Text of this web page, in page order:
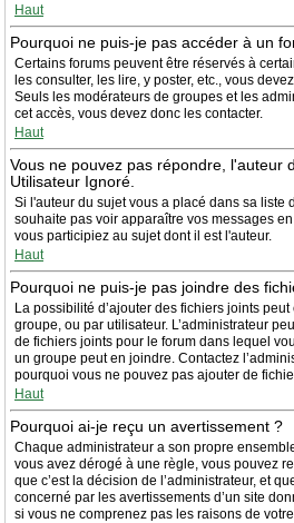
Haut
Pourquoi ne puis-je pas accéder à un
Certains forums peuvent être réservés à
les consulter, les lire, y poster, etc., vous
Seuls les modérateurs de groupes et les
cet accès, vous devez donc les contacter.
Haut
Vous ne pouvez pas répondre, l'auteur
Utilisateur Ignoré.
Si l'auteur du sujet vous a placé dans sa liste
souhaite pas voir apparaître vos messages
vous participiez au sujet dont il est l'auteur.
Haut
Pourquoi ne puis-je pas joindre des
La possibilité d’ajouter des fichiers joints
groupe, ou par utilisateur. L’administrateur
de fichiers joints pour le forum dans lequel
un groupe peut en joindre. Contactez
pourquoi vous ne pouvez pas ajouter de
Haut
Pourquoi ai-je reçu un avertissement ?
Chaque administrateur a son propre
vous avez dérogé à une règle, vous pouvez
que c’est la décision de l’administrateur, et
concerné par les avertissements d’un site
si vous ne comprenez pas les raisons de